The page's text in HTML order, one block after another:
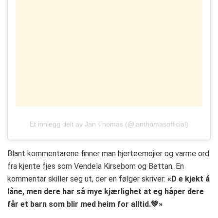
Et innlegg delt av Jan Thomas (@janthomasofficial)
Blant kommentarene finner man hjerteemojier og varme ord
fra kjente fjes som Vendela Kirsebom og Bettan. En
kommentar skiller seg ut, der en følger skriver: «D e kjekt å
låne, men dere har så mye kjærlighet at eg håper dere
får et barn som blir med heim for alltid.💚»